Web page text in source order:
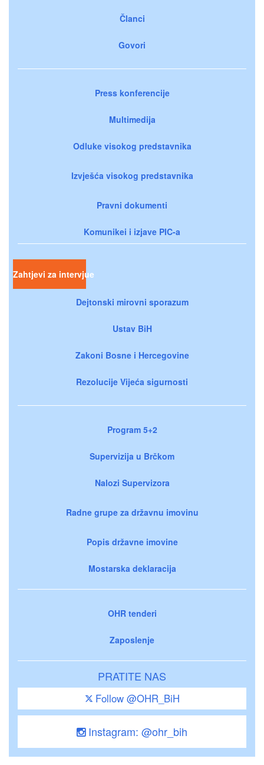
Članci
Govori
Press konferencije
Multimedija
Odluke visokog predstavnika
Izvješća visokog predstavnika
Pravni dokumenti
Komunikei i izjave PIC-a
Zahtjevi za intervjue
Dejtonski mirovni sporazum
Ustav BiH
Zakoni Bosne i Hercegovine
Rezolucije Vijeća sigurnosti
Program 5+2
Supervizija u Brčkom
Nalozi Supervizora
Radne grupe za državnu imovinu
Popis državne imovine
Mostarska deklaracija
OHR tenderi
Zaposlenje
PRATITE NAS
Follow @OHR_BiH
Instagram: @ohr_bih